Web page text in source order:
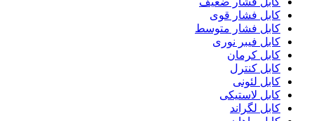
کابل فشار قوی
کابل فشار متوسط
کابل فیبر نوری
کابل کرمان
کابل کنترل
کابل لئونی
کابل لاستیکی
کابل لگراند